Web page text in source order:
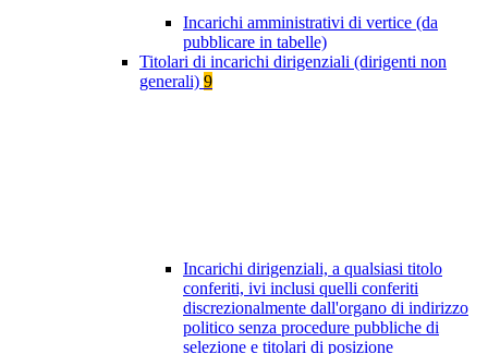
Incarichi amministrativi di vertice (da
pubblicare in tabelle)
Titolari di incarichi dirigenziali (dirigenti non
generali) 9
Incarichi dirigenziali, a qualsiasi titolo
conferiti, ivi inclusi quelli conferiti
discrezionalmente dall'organo di indirizzo
politico senza procedure pubbliche di
selezione e titolari di posizione